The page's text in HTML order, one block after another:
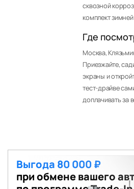
сквозной
комплект
Где
Москва,
Приезжайте,
экраны и
тест-драйве
доплачивать за
Выгода 80 000 ₽
при обмене вашего